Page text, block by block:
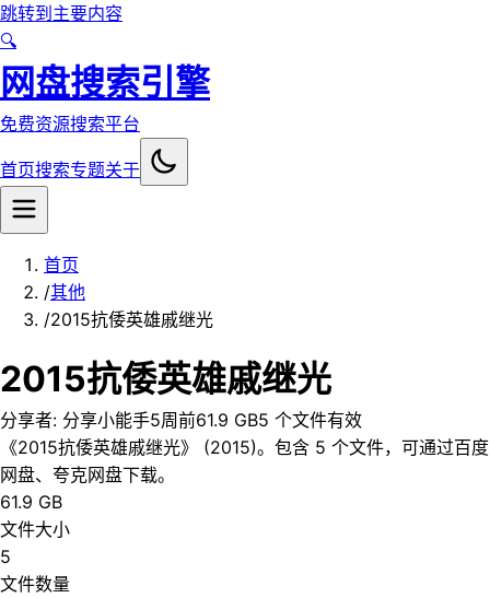
跳转到主要内容
🔍
网盘搜索引擎
免费资源搜索平台
首页搜索专题关于
首页
/其他
/2015抗倭英雄戚继光
2015抗倭英雄戚继光
分享者: 分享小能手5周前61.9 GB5 个文件有效
《2015抗倭英雄戚继光》 (2015)。包含 5 个文件，可通过百度
网盘、夸克网盘下载。
61.9 GB
文件大小
5
文件数量